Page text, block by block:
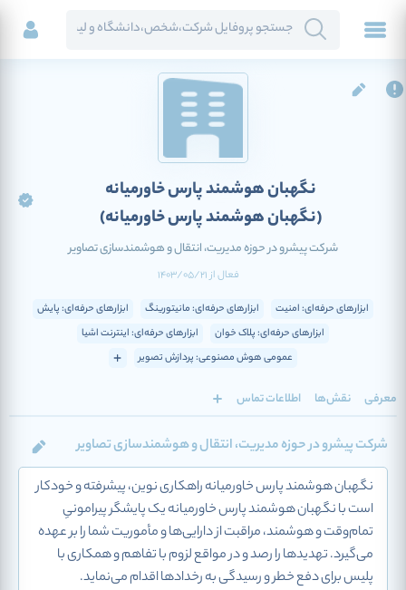
نگهبان هوشمند پارس خاورمیانه
(نگهبان هوشمند پارس خاورمیانه)
شرکت پیشرو در حوزه مدیریت، انتقال و هوشمند‌سازی تصاویر
فعالاز 1403/05/21
ابزارهای حرفه‌ای: امنیت ابزارهای حرفه‌ای: مانیتورینگ
ابزارهای حرفه‌ای: پایش
ابزارهای حرفه‌ای: پلاک خوان
ابزارهای حرفه‌ای: اینترنت اشیا
عمومی هوش مصنوعی: پردازش تصویر
معرفی نقش‌ها اطلاعات تماس
شرکت پیشرو در حوزه مدیریت، انتقال و هوشمند‌سازی تصاویر
نگهبان هوشمند پارس خاورمیانه راهکاری نوین، پیشرفته و خودکار
است با نگهبان هوشمند پارس خاورمیانه یک پایشگر پیرامونیِ
تمام‌وقت و هوشمند، مراقبت از دارایی‌ها و مأموریت شما را بر عهده
می‌گیرد. تهدیدها را رصد و در مواقع لزوم با تفاهم و همکاری با
پلیس برای دفع خطر و رسیدگی به رخدادها اقدام می‌نماید.